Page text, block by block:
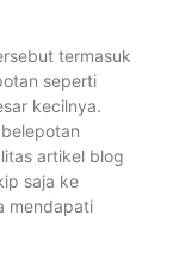
termasuk
seperti
kecilnya.
artikel blog
saja ke
mendapati